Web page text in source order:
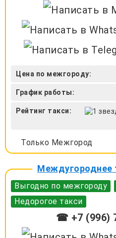
Цена по межгороду:
График работы:
Рейтинг такси:
Только Межгород
Междугороднее
Выгодно по межгороду
Недорогое такси
☎ +7 (996)